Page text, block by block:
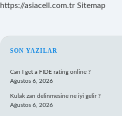
https://asiacell.com.tr Sitemap
SIDEBAR
SON YAZILAR
Can I get a FIDE rating online ?
Ağustos 6, 2026
Kulak zarı delinmesine ne iyi gelir ?
Ağustos 6, 2026